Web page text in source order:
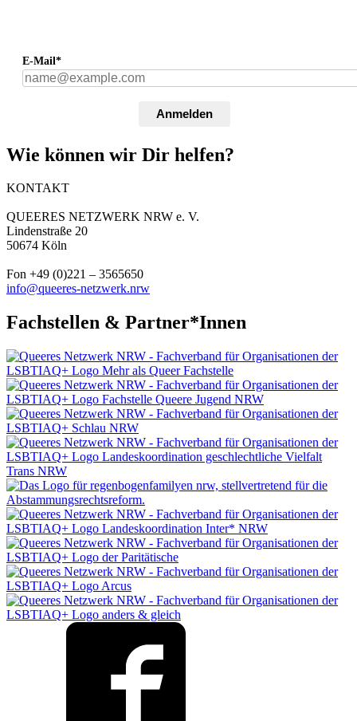
E-Mail*
Anmelden
Wie können wir Dir helfen?
KONTAKT
QUEERES NETZWERK NRW e. V.
Lindenstraße 20
50674 Köln
Fon +49 (0)221 – 3565650
info@queeres-netzwerk.nrw
Fachstellen & Partner*Innen